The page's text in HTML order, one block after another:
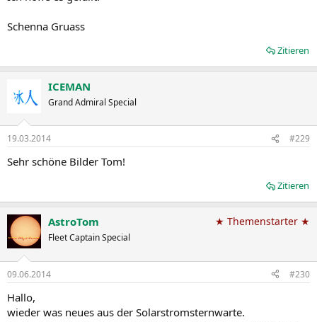
Schenna Gruass
Zitieren
ICEMAN
Grand Admiral Special
19.03.2014 #229
Sehr schöne Bilder Tom!
Zitieren
AstroTom
Fleet Captain Special
★ Themenstarter ★
09.06.2014 #230
Hallo,
wieder was neues aus der Solarstromsternwarte.